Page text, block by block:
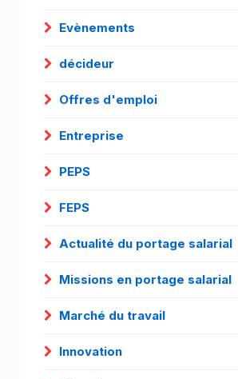
Evènements
décideur
Offres d'emploi
Entreprise
PEPS
FEPS
Actualité du portage salarial
Missions en portage salarial
Marché du travail
Innovation